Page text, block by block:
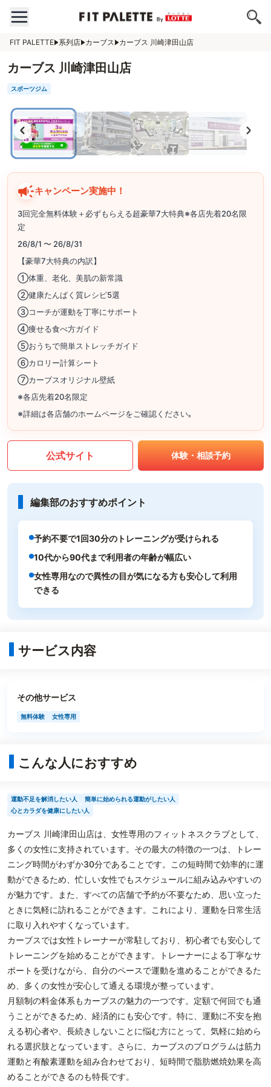
FIT PALETTE 系列店 カーブス カーブス 川崎津田山店
カーブス 川崎津田山店
スポーツジム
キャンペーン実施中！
3回完全無料体験＋必ずもらえる超豪華7大特典※各店先着20名限
定
26/8/1 〜 26/8/31
【豪華7大特典の内訳】
①体重、老化、美肌の新常識
②健康たんぱく質レシピ5選
③コーチが運動を丁寧にサポート
④痩せる食べ方ガイド
⑤おうちで簡単ストレッチガイド
⑥カロリー計算シート
⑦カーブスオリジナル壁紙
※各店先着20名限定
※詳細は各店舗のホームページをご確認ください｡
公式サイト 体験・相談予約
編集部のおすすめポイント
予約不要で1回30分のトレーニングが受けられる
10代から90代まで利用者の年齢が幅広い
女性専用なので異性の目が気になる方も安心して利用
できる
サービス内容
その他サービス
無料体験 女性専用
こんな人におすすめ
運動不足を解消したい人
簡単に始められる運動がしたい人
心とカラダを健康にしたい人
カーブス 川崎津田山店は、女性専用のフィットネスクラブとして、
多くの女性に支持されています。その最大の特徴の一つは、トレー
ニング時間がわずか30分であることです。この短時間で効率的に運
動ができるため、忙しい女性でもスケジュールに組み込みやすいの
が魅力です。また、すべての店舗で予約が不要なため、思い立った
ときに気軽に訪れることができます。これにより、運動を日常生活
に取り入れやすくなっています。
カーブスでは女性トレーナーが常駐しており、初心者でも安心して
トレーニングを始めることができます。トレーナーによる丁寧なサ
ポートを受けながら、自分のペースで運動を進めることができるた
め、多くの女性が安心して通える環境が整っています。
月額制の料金体系もカーブスの魅力の一つです。定額で何回でも通
うことができるため、経済的にも安心です。特に、運動に不安を抱
える初心者や、長続きしないことに悩む方にとって、気軽に始めら
れる選択肢となっています。さらに、カーブスのプログラムは筋力
運動と有酸素運動を組み合わせており、短時間で脂肪燃焼効果を高
めることができるのも特長です。